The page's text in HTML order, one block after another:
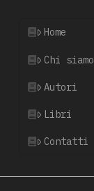
Home
Chi siamo
Autori
Libri
Contatti